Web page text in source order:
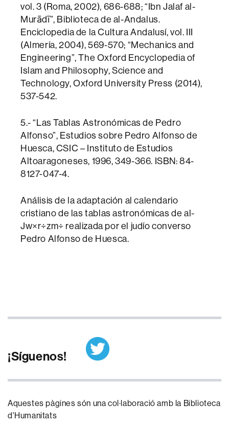
vol. 3 (Roma, 2002), 686-688; “Ibn Jalaf al-
Murādī”, Biblioteca de al-Andalus.
Enciclopedia de la Cultura Andalusí, vol. III
(Almería, 2004), 569-570; “Mechanics and
Engineering”, The Oxford Encyclopedia of
Islam and Philosophy, Science and
Technology, Oxford University Press (2014),
537-542.
5.- “Las Tablas Astronómicas de Pedro
Alfonso”, Estudios sobre Pedro Alfonso de
Huesca, CSIC – Instituto de Estudios
Altoaragoneses, 1996, 349-366. ISBN: 84-
8127-047-4.
Análisis de la adaptación al calendario
cristiano de las tablas astronómicas de al-
Jw×r÷zm÷ realizada por el judío converso
Pedro Alfonso de Huesca.
¡Síguenos!
Aquestes pàgines són una col·laboració amb la Biblioteca
d'Humanitats